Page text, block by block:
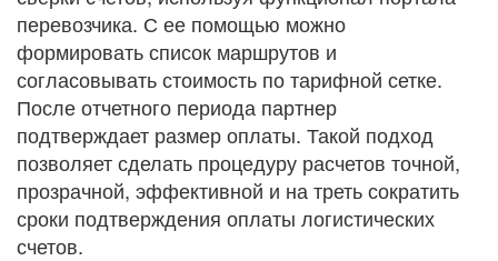
перевозчика. С ее помощью можно
формировать список маршрутов и
согласовывать стоимость по тарифной сетке.
После отчетного периода партнер
подтверждает размер оплаты. Такой подход
позволяет сделать процедуру расчетов точной,
прозрачной, эффективной и на треть сократить
сроки подтверждения оплаты логистических
счетов.